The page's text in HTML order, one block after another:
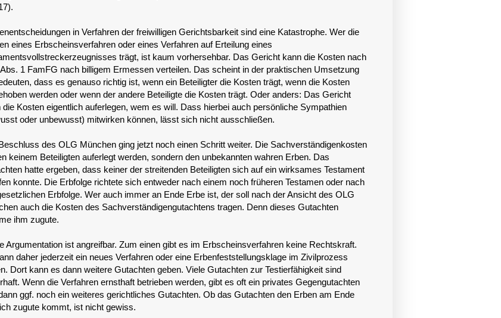
in Verfahren der freiwilligen Gerichtsbarkeit sind eine Katastrophe. Wer die
eines Erbscheinsverfahren oder eines Verfahren auf Erteilung eines
trägt, ist kaum vorhersehbar. Das Gericht kann die Kosten nach
1 FamFG nach billigem Ermessen verteilen. Das scheint in der praktischen Umsetzung
dass es genauso richtig ist, wenn ein Beteiligter die Kosten trägt, wenn die Kosten
werden oder wenn der andere Beteiligte die Kosten trägt. Oder anders: Das Gericht
die Kosten eigentlich auferlegen, wem es will. Dass hierbei auch persönliche Sympathien
oder unbewusst) mitwirken können, lässt sich nicht ausschließen.
des OLG München ging jetzt noch einen Schritt weiter. Die Sachverständigenkosten
keinem Beteiligten auferlegt werden, sondern den unbekannten wahren Erben. Das
hatte ergeben, dass keiner der streitenden Beteiligten sich auf ein wirksames Testament
konnte. Die Erbfolge richtete sich entweder nach einem noch früheren Testamen oder nach
Erbfolge. Wer auch immer an Ende Erbe ist, der soll nach der Ansicht des OLG
auch die Kosten des Sachverständigengutachtens tragen. Denn dieses Gutachten
ihm zugute.
Argumentation ist angreifbar. Zum einen gibt es im Erbscheinsverfahren keine Rechtskraft.
daher jederzeit ein neues Verfahren oder eine Erbenfeststellungsklage im Zivilprozess
Dort kann es dann weitere Gutachten geben. Viele Gutachten zur Testierfähigkeit sind
Wenn die Verfahren ernsthaft betrieben werden, gibt es oft ein privates Gegengutachten
ggf. noch ein weiteres gerichtliches Gutachten. Ob das Gutachten den Erben am Ende
zugute kommt, ist nicht gewiss.